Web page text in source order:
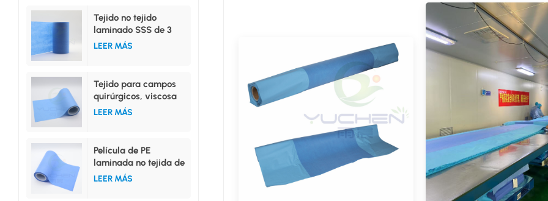
Tejido no tejido
laminado SSS de 3
capas de alta
LEER MÁS
Tejido para campos
quirúrgicos, viscosa
hidrofílica no tejida,
LEER MÁS
Película de PE
laminada no tejida de
PP hidrófilo o PP
LEER MÁS